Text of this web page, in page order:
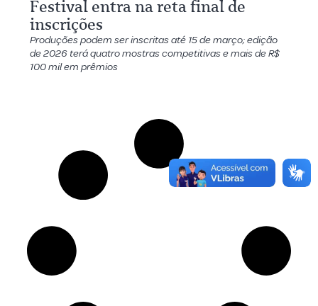
Festival entra na reta final de
inscrições
Produções podem ser inscritas até 15 de março; edição
de 2026 terá quatro mostras competitivas e mais de R$
100 mil em prêmios